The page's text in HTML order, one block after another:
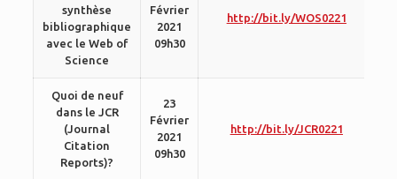
synthèse
bibliographique
avec le Web of
Science
Février
2021
09h30
http://bit.ly/WOS0221
Quoi de neuf
dans le JCR
(Journal
Citation
Reports)?
23
Février
2021
09h30
http://bit.ly/JCR0221